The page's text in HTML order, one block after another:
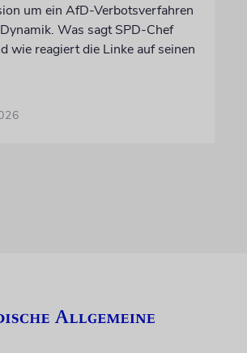
um ein AfD-Verbotsverfahren
Was sagt SPD-Chef
wie reagiert die Linke auf seinen